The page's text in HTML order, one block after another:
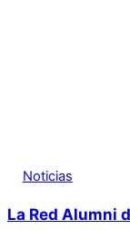
Noticias
La Red Alumni